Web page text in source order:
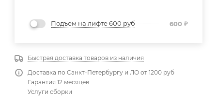
Подъем на лифте 600 руб 600 ₽
Быстрая доставка товаров из наличия
Доставка по Санкт-Петербургу и ЛО от 1200 руб
Гарантия 12 месяцев.
Услуги сборки